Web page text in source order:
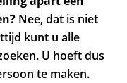
Nee, dat is niet
kunt u alle
U hoeft dus
te maken.